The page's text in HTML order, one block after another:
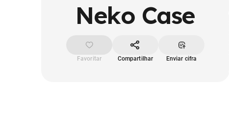
Neko Case
Favoritar Compartilhar Enviar cifra